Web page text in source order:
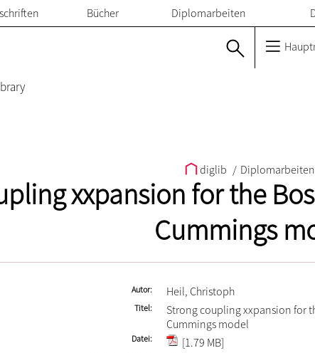
Bücher Diplomarbeiten
diglib / Diplomarbeiten
xxpansion for the
Cummings
Autor Heil, Christoph
Titel
Strong coupling xxpansion for
Cummings model
Datei [1.79 MB]